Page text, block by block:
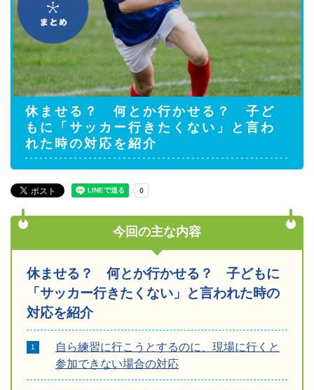
休ませる？ 何とか行かせる？ 子ど
もに「サッカー行きたくない」と言わ
れた時の対応を紹介
今回の主な内容
休ませる？ 何とか行かせる？ 子どもに
「サッカー行きたくない」と言われた時の
対応を紹介
自ら練習に行こうとするのに、現場に行くと
参加できない場合の対応